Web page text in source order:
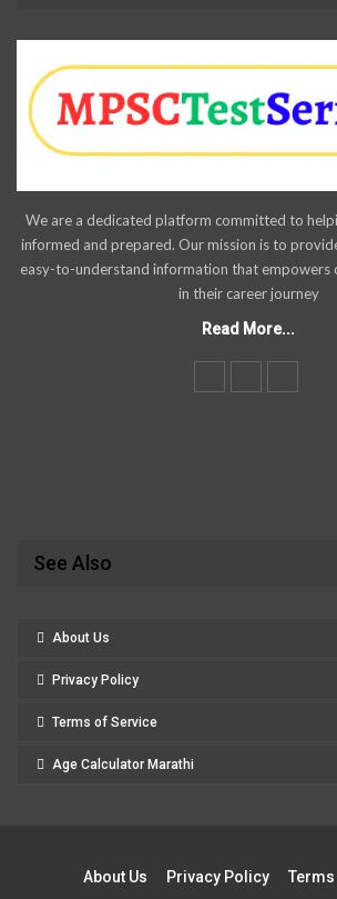
We are a dedicated platform committed to
informed and prepared. Our mission is to
easy-to-understand information that empowers
in their career journey
Read More...
See Also
About Us
Privacy Policy
Terms of Service
Age Calculator Marathi
About Us Privacy Policy